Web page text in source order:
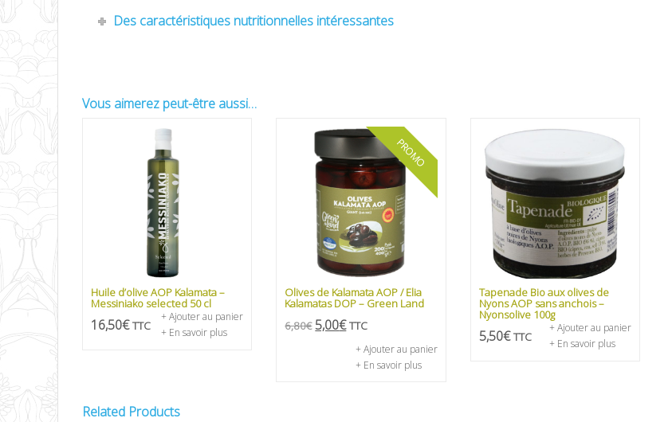
Des caractéristiques nutritionnelles intéressantes
Vous aimerez peut-être aussi…
Huile d’olive AOP Kalamata –
Messiniako selected 50 cl
16,50€ TTC
+ Ajouter au panier
+ En savoir plus
PROMO
Olives de Kalamata AOP / Elia
Kalamatas DOP – Green Land
6,80€ 5,00€ TTC
+ Ajouter au panier
+ En savoir plus
Tapenade Bio aux olives de
Nyons AOP sans anchois –
Nyonsolive 100g
5,50€ TTC
+ Ajouter au panier
+ En savoir plus
Related Products